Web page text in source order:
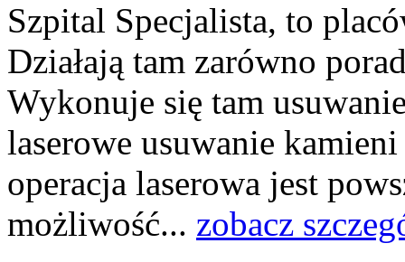
Szpital Specjalista, to
Działają tam zarówno
Wykonuje się tam
laserowe usuwanie
operacja laserowa jest
możliwość... zobacz